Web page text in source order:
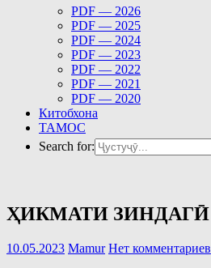
PDF — 2026
PDF — 2025
PDF — 2024
PDF — 2023
PDF — 2022
PDF — 2021
PDF — 2020
Китобхона
ТАМОС
Search for:
ҲИКМАТИ ЗИНДАГӢ
10.05.2023 Mamur Нет комментариев